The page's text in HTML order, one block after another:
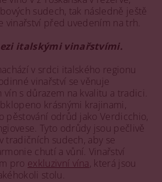
sudech, tak následně ještě
vinařství před uvedením na trh.
italskými vinařstvími.
v srdci italského regionu
vinařství se věnuje
s důrazem na kvalitu a tradici.
krásnými krajinami,
pěstování odrůd jako Verdicchio,
Tyto odrůdy jsou pečlivě
tradičních sudech, aby se
chutí a vůní. Vinařství
pro exkluzivní vína, která jsou
stolu.